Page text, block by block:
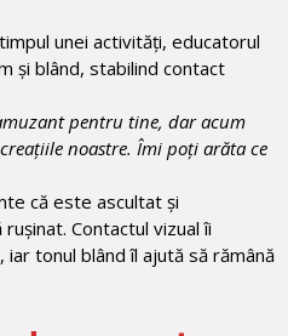
unei activități, educatorul
și blând, stabilind contact
pentru tine, dar acum
noastre. Îmi poți arăta ce
că este ascultat și
Contactul vizual îi
tonul blând îl ajută să rămână